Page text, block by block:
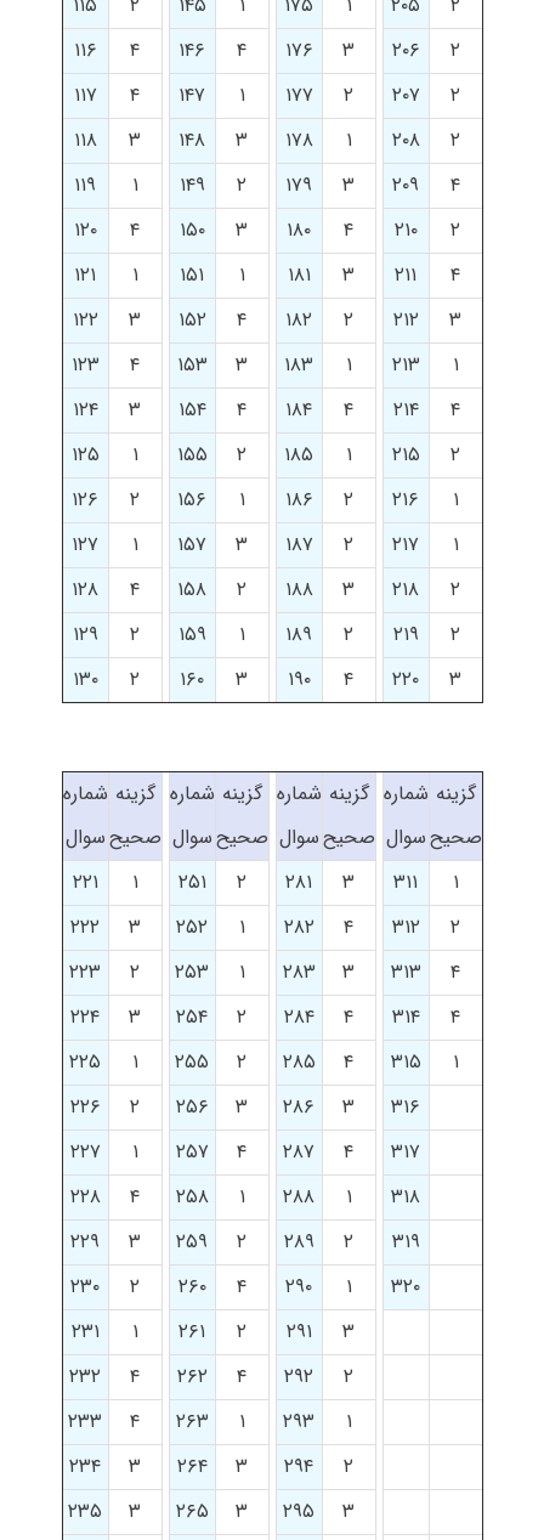
۲
۲۰۶ ۳ ۱۷۶ ۴ ۱۴۶ ۴
۱۱۶
۲
۲۰۷ ۲ ۱۷۷ ۱ ۱۴۷ ۴
۱۱۷
۲
۲۰۸ ۱ ۱۷۸ ۳ ۱۴۸ ۳
۱۱۸
۴
۲۰۹ ۳ ۱۷۹ ۲ ۱۴۹ ۱
۱۱۹
۲
۲۱۰ ۴ ۱۸۰ ۳ ۱۵۰ ۴
۱۲۰
۴
۲۱۱ ۳ ۱۸۱ ۱ ۱۵۱ ۱
۱۲۱
۳
۲۱۲ ۲ ۱۸۲ ۴ ۱۵۲ ۳
۱۲۲
۱
۲۱۳ ۱ ۱۸۳ ۳ ۱۵۳ ۴
۱۲۳
۴
۲۱۴ ۴ ۱۸۴ ۴ ۱۵۴ ۳
۱۲۴
۲
۲۱۵ ۱ ۱۸۵ ۲ ۱۵۵ ۱
۱۲۵
۱
۲۱۶ ۲ ۱۸۶ ۱ ۱۵۶ ۲
۱۲۶
۱
۲۱۷ ۲ ۱۸۷ ۳ ۱۵۷ ۱
۱۲۷
۲
۲۱۸ ۳ ۱۸۸ ۲ ۱۵۸ ۴
۱۲۸
۲
۲۱۹ ۲ ۱۸۹ ۱ ۱۵۹ ۲
۱۲۹
۳
۲۲۰ ۴ ۱۹۰ ۳ ۱۶۰ ۲ ۱۳۰
گزینه
صحیح
شماره
سوال
گزینه
صحیح
شماره
سوال
گزینه
صحیح
شماره
سوال
گزینه
صحیح
شماره
سوال
۱
۳۱۱ ۳ ۲۸۱ ۲ ۲۵۱ ۱
۲۲۱
۲
۳۱۲ ۴ ۲۸۲ ۱ ۲۵۲ ۳
۲۲۲
۴
۳۱۳ ۳ ۲۸۳ ۱ ۲۵۳ ۲
۲۲۳
۴
۳۱۴ ۴ ۲۸۴ ۲ ۲۵۴ ۳
۲۲۴
۱
۳۱۵ ۴ ۲۸۵ ۲ ۲۵۵ ۱
۲۲۵
۳۱۶
۳ ۲۸۶ ۳ ۲۵۶ ۲
۲۲۶
۳۱۷
۴ ۲۸۷ ۴ ۲۵۷ ۱
۲۲۷
۳۱۸
۱ ۲۸۸ ۱ ۲۵۸ ۴
۲۲۸
۳۱۹
۲ ۲۸۹ ۲ ۲۵۹ ۳
۲۲۹
۳۲۰
۱ ۲۹۰ ۴ ۲۶۰ ۲
۲۳۰
۳
۲۹۱ ۲ ۲۶۱ ۱
۲۳۱
۲
۲۹۲ ۴ ۲۶۲ ۴
۲۳۲
۱
۲۹۳ ۱ ۲۶۳ ۴
۲۳۳
۲
۲۹۴ ۳ ۲۶۴ ۳
۲۳۴
۳
۲۹۵ ۳ ۲۶۵ ۳
۲۳۵